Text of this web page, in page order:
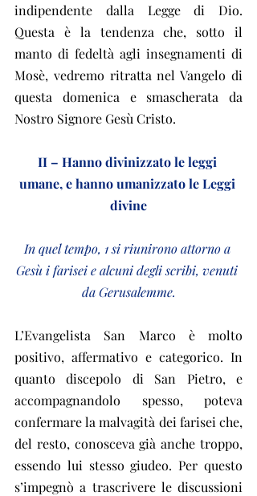
indipendente dalla Legge di Dio.
Questa è la tendenza che, sotto il
manto di fedeltà agli insegnamenti di
Mosè, vedremo ritratta nel Vangelo di
questa domenica e smascherata da
Nostro Signore Gesù Cristo.
II – Hanno divinizzato le leggi
umane, e hanno umanizzato le Leggi
divine
In quel tempo, 1 si riunirono attorno a
Gesù i farisei e alcuni degli scribi, venuti
da Gerusalemme.
L’Evangelista San Marco è molto
positivo, affermativo e categorico. In
quanto discepolo di San Pietro, e
accompagnandolo spesso, poteva
confermare la malvagità dei farisei che,
del resto, conosceva già anche troppo,
essendo lui stesso giudeo. Per questo
s’impegnò a trascrivere le discussioni